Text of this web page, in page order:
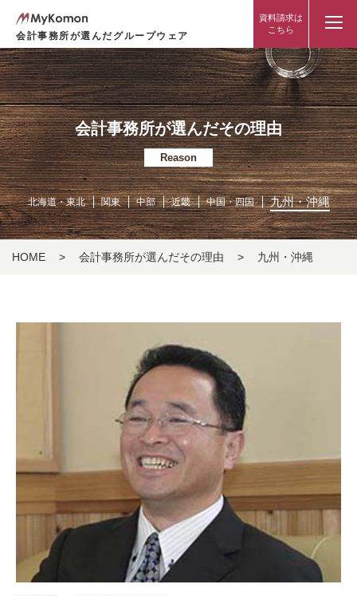
会計事務所が選んだグループウェア
資料請求は
こちら
会計事務所が選んだその理由
Reason
北海道・東北 関東 中部 近畿 中国・四国 九州・沖縄
HOME > 会計事務所が選んだその理由 > 九州・沖縄